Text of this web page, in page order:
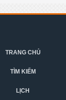
TRANG CHỦ
TÌM KIẾM
LỊCH